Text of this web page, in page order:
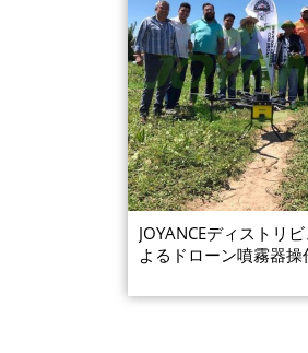
JOYANCEディストリ
よるドローン噴霧器操